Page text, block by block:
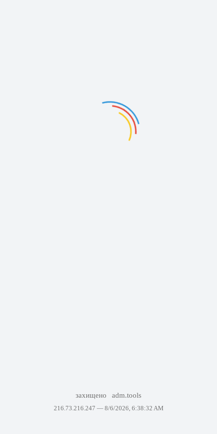
захищено adm.tools
216.73.216.247 — 8/6/2026, 6:38:32 AM